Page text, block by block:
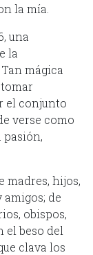
la mía.
una
la
mágica
el conjunto
verse como
madres, hijos,
amigos; de
obispos,
el beso del
clava los